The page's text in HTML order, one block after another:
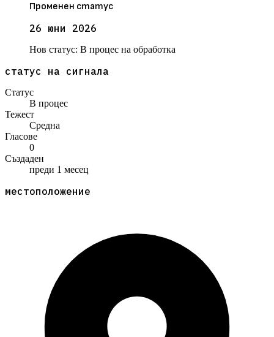
Променен статус
26 юни 2026
Нов статус: В процес на обработка
статус на сигнала
Статус
В процес
Тежест
Средна
Гласове
0
Създаден
преди 1 месец
местоположение